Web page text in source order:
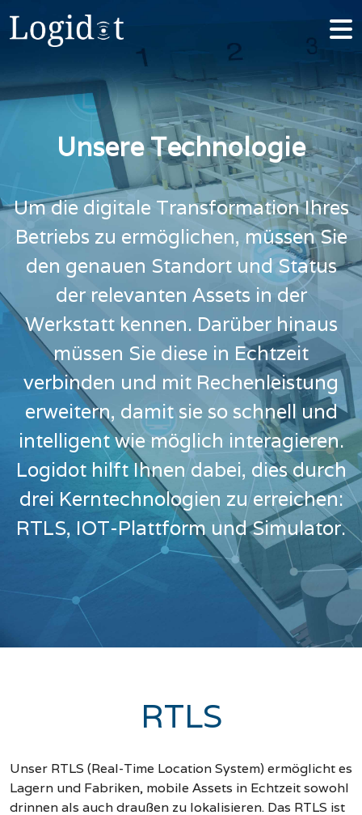
Unsere Technologie
Um die digitale Transformation Ihres
Betriebs zu ermöglichen, müssen Sie
den genauen Standort und Status
der relevanten Assets in der
Werkstatt kennen. Darüber hinaus
müssen Sie diese in Echtzeit
verbinden und mit Rechenleistung
erweitern, damit sie so schnell und
intelligent wie möglich interagieren.
Logidot hilft Ihnen dabei, dies durch
drei Kerntechnologien zu erreichen:
RTLS, IOT-Plattform und Simulator.
RTLS
Unser RTLS (Real-Time Location System) ermöglicht es
Lagern und Fabriken, mobile Assets in Echtzeit sowohl
drinnen als auch draußen zu lokalisieren. Das RTLS ist